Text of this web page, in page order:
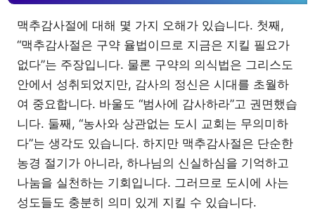
맥추감사절에 대해 몇 가지 오해가 있습니다. 첫째,
“맥추감사절은 구약 율법이므로 지금은 지킬 필요가
없다”는 주장입니다. 물론 구약의 의식법은 그리스도
안에서 성취되었지만, 감사의 정신은 시대를 초월하
여 중요합니다. 바울도 “범사에 감사하라”고 권면했습
니다. 둘째, “농사와 상관없는 도시 교회는 무의미하
다”는 생각도 있습니다. 하지만 맥추감사절은 단순한
농경 절기가 아니라, 하나님의 신실하심을 기억하고
나눔을 실천하는 기회입니다. 그러므로 도시에 사는
성도들도 충분히 의미 있게 지킬 수 있습니다.